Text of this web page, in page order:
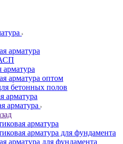
арматура
арматура
арматура оптом
бетонных полов
арматура
арматура
арматура
арматура для фундамента
арматура для фундамента